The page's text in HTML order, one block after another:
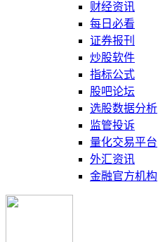
财经资讯
每日必看
证券报刊
炒股软件
指标公式
股吧论坛
选股数据分析
监管投诉
量化交易平台
外汇资讯
金融官方机构